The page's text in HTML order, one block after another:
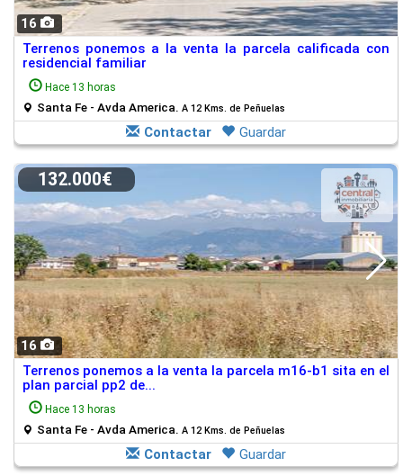
16
Terrenos ponemos a la venta la parcela calificada con
residencial familiar
Hace 13 horas
Santa Fe - Avda America. A 12 Kms. de Peñuelas
Contactar Guardar
16
132.000€
Terrenos ponemos a la venta la parcela m16-b1 sita en el
plan parcial pp2 de...
Hace 13 horas
Santa Fe - Avda America. A 12 Kms. de Peñuelas
Contactar Guardar